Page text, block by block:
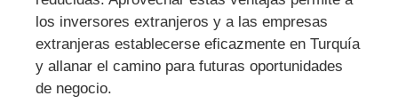
los inversores extranjeros y a las empresas
extranjeras establecerse eficazmente en Turquía
y allanar el camino para futuras oportunidades
de negocio.